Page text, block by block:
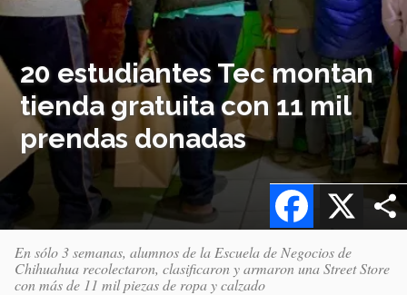
20 estudiantes Tec montan
tienda gratuita con 11 mil
prendas donadas
X
Facebook
En sólo 3 semanas, alumnos de la Escuela de Negocios de
Chihuahua recolectaron, clasificaron y armaron una Street Store
con más de 11 mil piezas de ropa y calzado